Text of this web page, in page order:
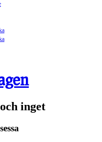
inget